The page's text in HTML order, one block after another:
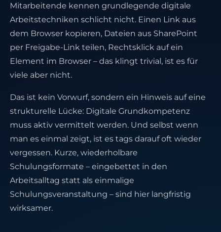
Mitarbeitende kennen grundlegende digitale
Arbeitstechniken schlicht nicht. Einen Link aus
dem Browser kopieren, Dateien aus SharePoint
per Freigabe-Link teilen, Rechtsklick auf ein
Element im Browser – das klingt trivial, ist es für
viele aber nicht.
Das ist kein Vorwurf, sondern ein Hinweis auf eine
strukturelle Lücke: Digitale Grundkompetenz
muss aktiv vermittelt werden. Und selbst wenn
man es einmal zeigt, ist es tags darauf oft wieder
vergessen. Kurze, wiederholbare
Schulungsformate – eingebettet in den
Arbeitsalltag statt als einmalige
Schulungsveranstaltung – sind hier langfristig
wirksamer.